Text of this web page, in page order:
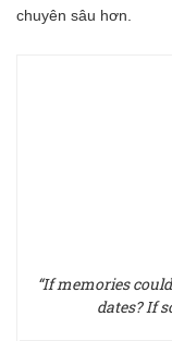
chuyên sâu hơn.
“If memories
dates? If